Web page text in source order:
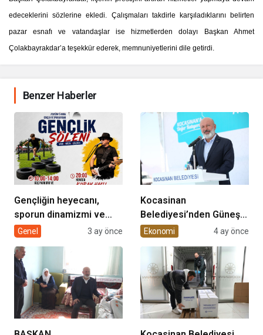
edeceklerini sözlerine ekledi. Çalışmaları takdirle karşıladıklarını belirten
pazar esnafı ve vatandaşlar ise hizmetlerden dolayı Başkan Ahmet
Çolakbayrakdar’a teşekkür ederek, memnuniyetlerini dile getirdi.
Benzer Haberler
Gençliğin heyecanı,
sporun dinamizmi ve
müziğin coşkusu
geliyor!
Genel 3 ay önce
Kocasinan
Belediyesi’nden Güneş
Enerjisi Hamlesi
Ekonomi 4 ay önce